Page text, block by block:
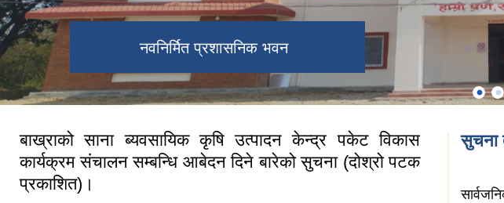
नवनिर्मित प्रशासनिक भवन
सम्माननीय राष्ट्रपतिबाट सम्मानित उत्कष्ट
सूचना अधिकारी टेक बहादुर खत्री
बाख्राको साना ब्यवसायिक कृषि उत्पादन केन्द्र पकेट विकास
कार्यक्रम संचालन सम्बन्धि आबेदन दिने बारेको सुचना (दोश्रो पटक
प्रकाशित)।
सुचना